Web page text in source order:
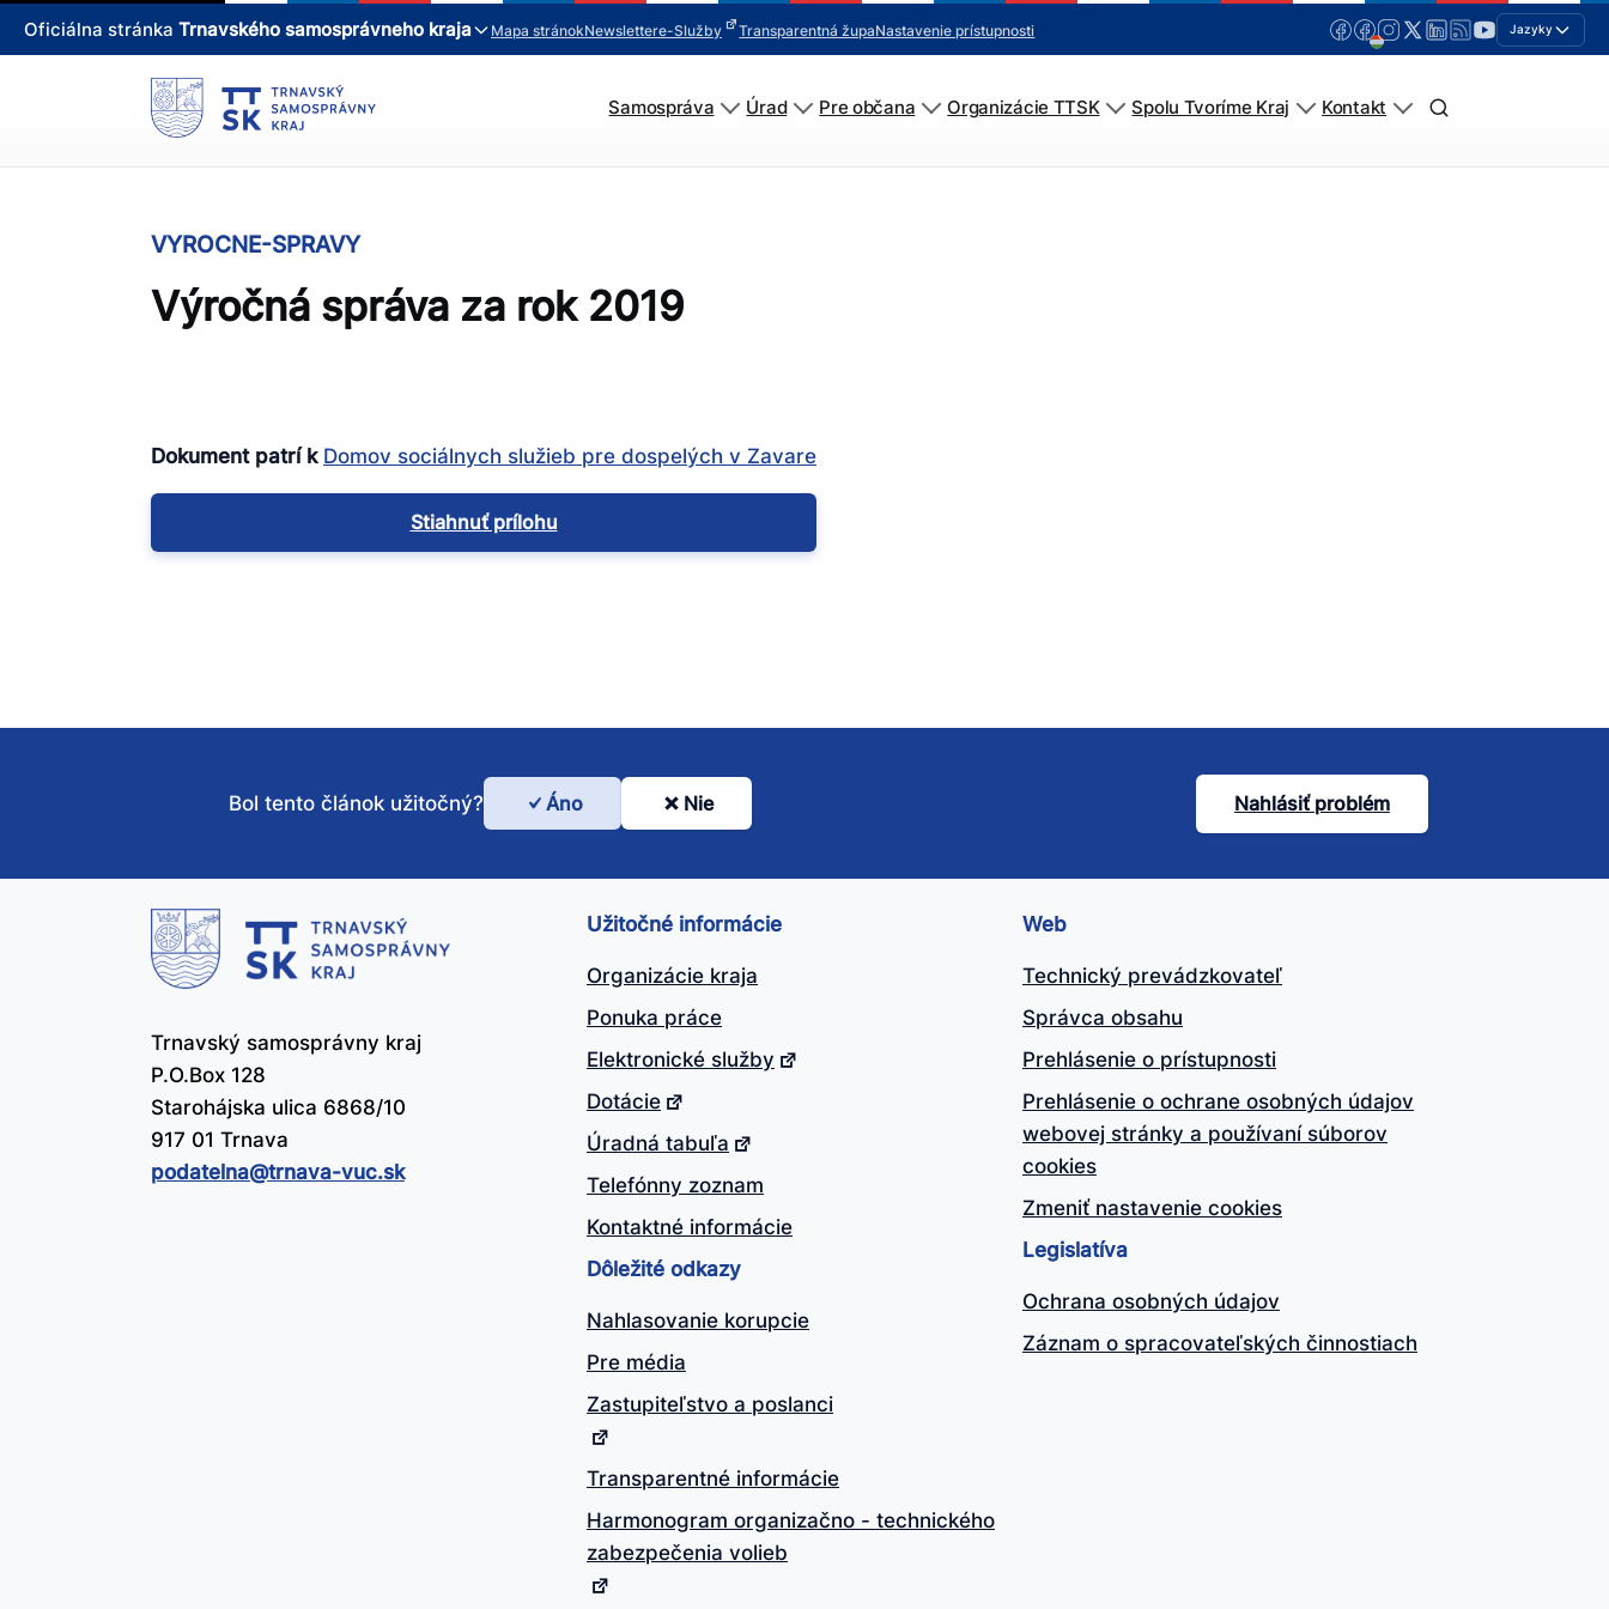
Oficiálna stránka Trnavského samosprávneho kraja Mapa stránokNewslettere-Služby Transparentná župaNastavenie prístupnosti Jazyky
Samospráva Úrad Pre občana Organizácie TTSK Spolu Tvoríme Kraj Kontakt
VYROCNE-SPRAVY
Výročná správa za rok 2019
Dokument patrí k Domov sociálnych služieb pre dospelých v Zavare
Stiahnuť prílohu
Bol
tento
článok
užitočný?
Bol tento článok užitočný? Áno Nie Nahlásiť problém
Trnavský samosprávny kraj
P.O.Box 128
Starohájska ulica 6868/10
917 01 Trnava
podatelna@​trnava-vuc.sk
Užitočné informácie
Organizácie kraja
Ponuka práce
Elektronické služby
Dotácie
Úradná tabuľa
Telefónny zoznam
Kontaktné informácie
Dôležité odkazy
Nahlasovanie korupcie
Pre média
Zastupiteľstvo a poslanci
Transparentné informácie
Harmonogram organizačno - technického
zabezpečenia volieb
Web
Technický prevádzkovateľ
Správca obsahu
Prehlásenie o prístupnosti
Prehlásenie o ochrane osobných údajov
webovej stránky a používaní súborov
cookies
Zmeniť nastavenie cookies
Legislatíva
Ochrana osobných údajov
Záznam o spracovateľských činnostiach